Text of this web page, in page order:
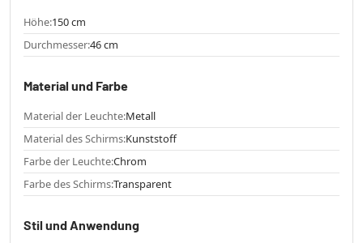
Höhe:150 cm
Durchmesser:46 cm
Material und Farbe
Material der Leuchte:Metall
Material des Schirms:Kunststoff
Farbe der Leuchte:Chrom
Farbe des Schirms:Transparent
Stil und Anwendung